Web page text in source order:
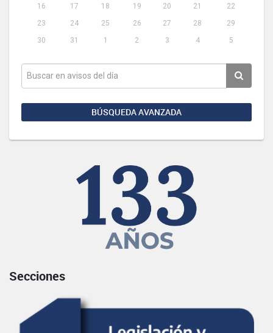
16
17 18 19 20 21
22
23
24 25 26 27 28
29
30
31 1 2 3 4 5
BÚSQUEDA AVANZADA
Secciones